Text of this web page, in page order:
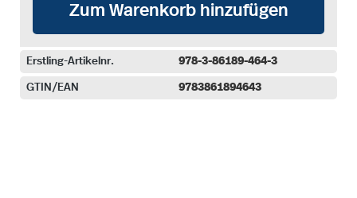
Zum Warenkorb hinzufügen
Erstling-Artikelnr. 978-3-86189-464-3
GTIN/EAN 9783861894643